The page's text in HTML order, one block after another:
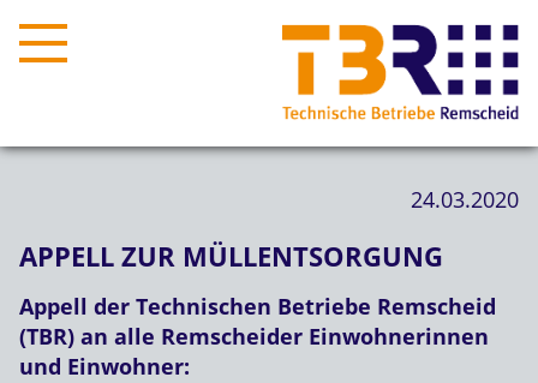
24.03.2020
APPELL ZUR MÜLLENTSORGUNG
Appell der Technischen Betriebe Remscheid
(TBR) an alle Remscheider Einwohnerinnen
und Einwohner: